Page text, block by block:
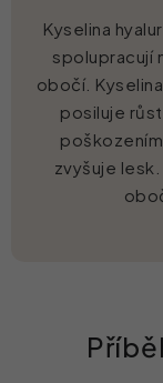
Kyselina
spolupracují
obočí.
posiluje
zvyšuje